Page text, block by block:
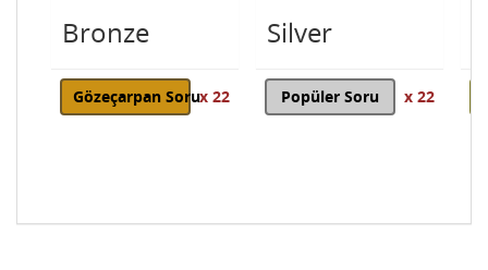
Bronze
Gözeçarpan Sorux 22
Silver
Popüler Soru x 22